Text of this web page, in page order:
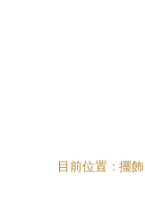
目前位置：擺飾